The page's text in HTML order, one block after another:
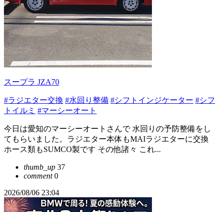
スープラ JZA70
#ラジエター交換 #水回り整備 #シフトインジケーター #シフ
トイルミ #マーシーオート
今日は愛知のマーシーオートさんで 水回りの予防整備をし
てもらいました。ラジエター本体もMAIラジエターに交換
ホース類もSUMCO製です その他諸々 これ...
thumb_up 37
comment0
2026/08/06 23:04